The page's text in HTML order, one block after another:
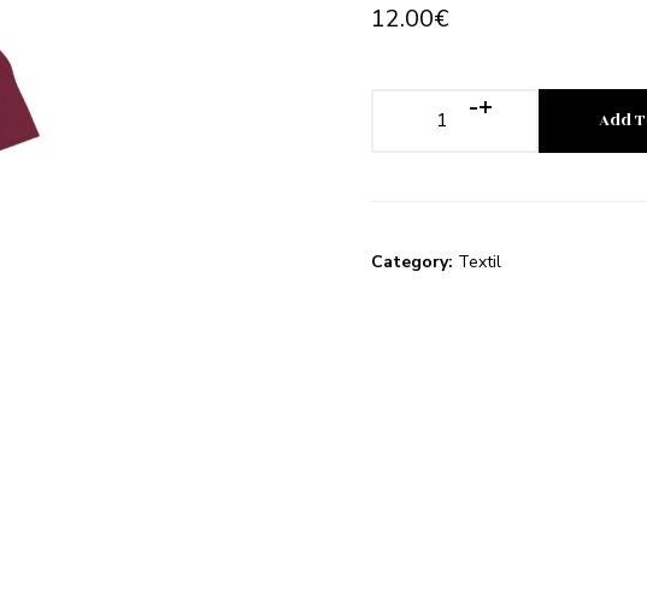
12.00€
-+ Add
Category: Textil